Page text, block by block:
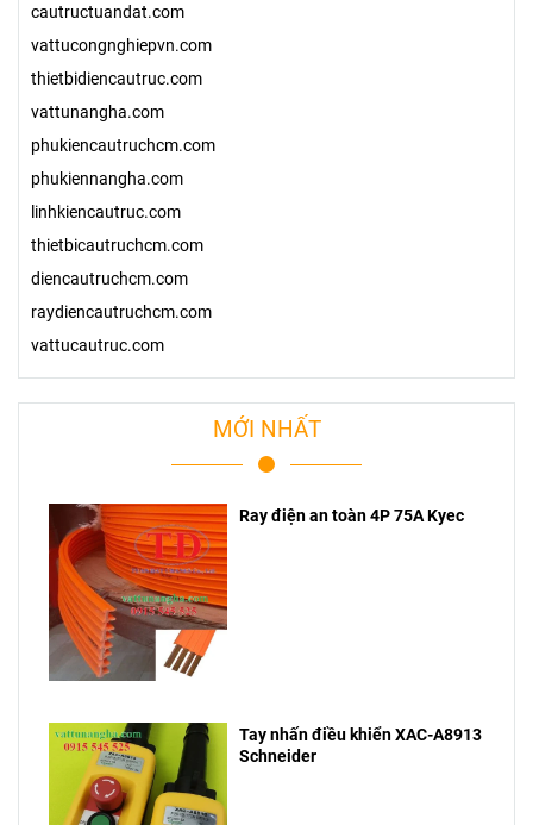
cautructuandat.com
vattucongnghiepvn.com
thietbidiencautruc.com
vattunangha.com
phukiencautruchcm.com
phukiennangha.com
linhkiencautruc.com
thietbicautruchcm.com
diencautruchcm.com
raydiencautruchcm.com
vattucautruc.com
MỚI NHẤT
Ray điện an toàn 4P 75A Kyec
Tay nhấn điều khiển XAC-A8913
Schneider